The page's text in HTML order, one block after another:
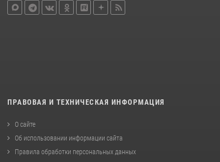
ПРАВОВАЯ И ТЕХНИЧЕСКАЯ ИНФОРМАЦИЯ
О сайте
Об использовании информации сайта
Правила обработки персональных данных